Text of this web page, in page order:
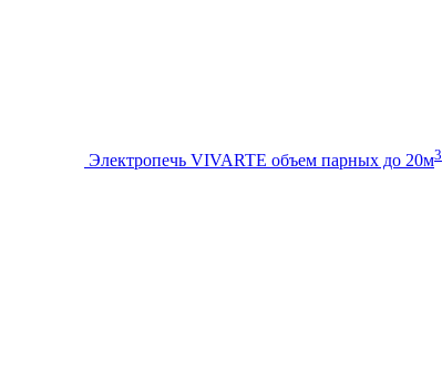
Электропечь VIVARTE объем парных до 20м3